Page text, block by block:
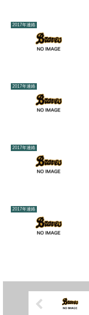
2017年連絡
2017年連絡
2017年連絡
2017年連絡